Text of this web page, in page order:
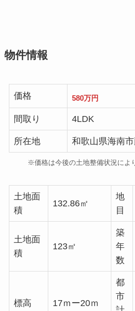
物件情報
価格 580万円
間取り 4LDK
所在地 和歌山県海南市
※価格は今後の土地整備状況によ
土地面
積
132.86㎡
地
目
土地面
積
123㎡
築
年
数
標高 17ｍー20ｍ
都
市